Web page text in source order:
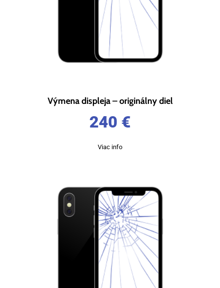
Výmena displeja – originálny diel
240 €
Viac info